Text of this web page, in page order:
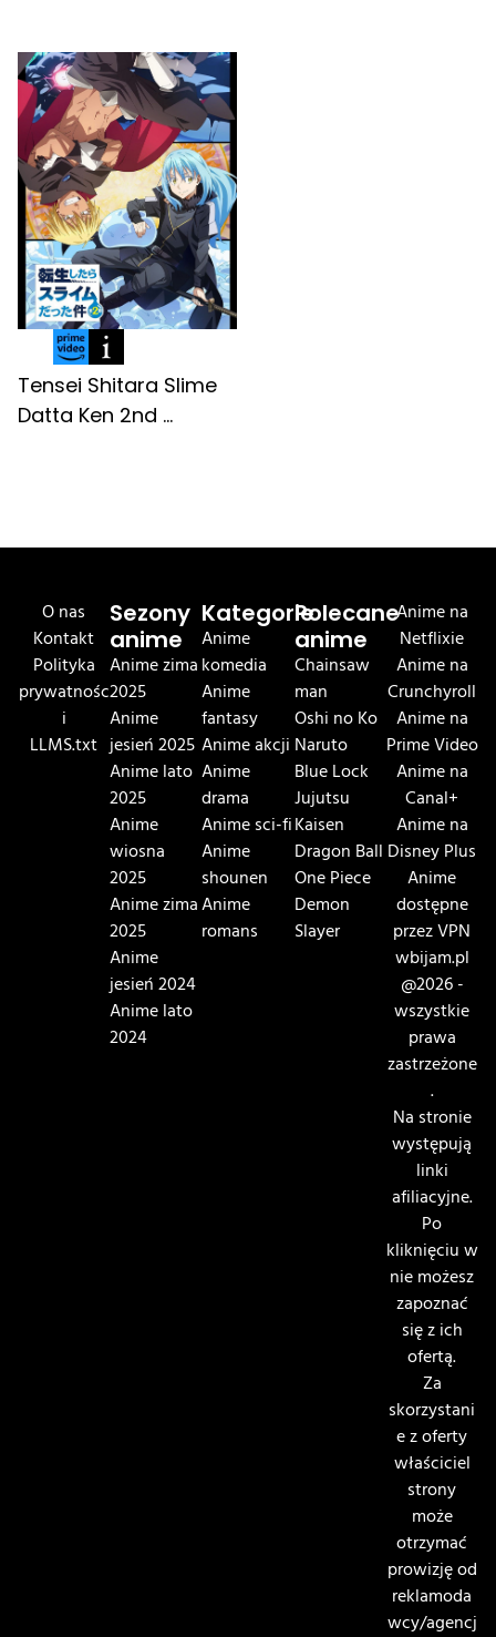
Tensei Shitara Slime
Datta Ken 2nd ...
O nas
Kontakt
Polityka
prywatnośc
i
LLMS.txt
Sezony
anime
Anime zima
2025
Anime
jesień 2025
Anime lato
2025
Anime
wiosna
2025
Anime zima
2025
Anime
jesień 2024
Anime lato
2024
Kategorie
Anime
komedia
Anime
fantasy
Anime akcji
Anime
drama
Anime sci-fi
Anime
shounen
Anime
romans
Polecane
anime
Chainsaw
man
Oshi no Ko
Naruto
Blue Lock
Jujutsu
Kaisen
Dragon Ball
One Piece
Demon
Slayer
Anime na
Netflixie
Anime na
Crunchyroll
Anime na
Prime Video
Anime na
Canal+
Anime na
Disney Plus
Anime
dostępne
przez VPN
wbijam.pl
@2026 -
wszystkie
prawa
zastrzeżone
.
Na stronie
występują
linki
afiliacyjne.
Po
kliknięciu w
nie możesz
zapoznać
się z ich
ofertą.
Za
skorzystani
e z oferty
właściciel
strony
może
otrzymać
prowizję od
reklamoda
wcy/agencj